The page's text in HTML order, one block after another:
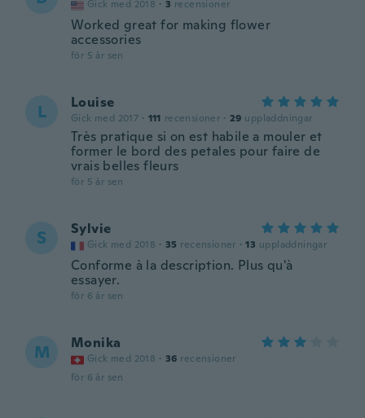
Gick med 2018 · 3 recensioner
Worked great for making flower
accessories
för 5 år sen
L Louise
Gick med 2017 · 111 recensioner · 29 uppladdningar
Très pratique si on est habile a mouler et
former le bord des petales pour faire de
vrais belles fleurs
för 5 år sen
S Sylvie
Gick med 2018 · 35 recensioner · 13 uppladdningar
Conforme à la description. Plus qu'à
essayer.
för 6 år sen
M Monika
Gick med 2018 · 36 recensioner
för 6 år sen